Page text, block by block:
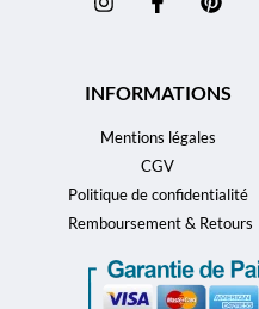
INFORMATIONS
Mentions légales
CGV
Politique de confidentialité
Remboursement & Retours